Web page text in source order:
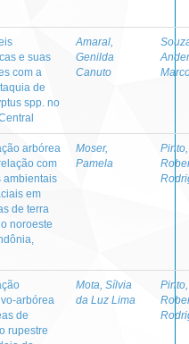
e suas
com a
de
spp. no
Amaral,
Genilda
Canuto
arbórea
com
ambientais
em
de terra
noroeste
Moser,
Pamela
arbórea
de
rupestre
Mota, Sílvia
da Luz Lima